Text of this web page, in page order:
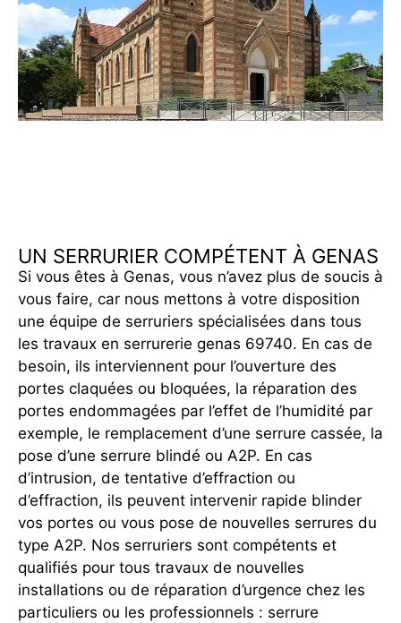
UN SERRURIER COMPÉTENT À GENAS
Si vous êtes à Genas, vous n’avez plus de soucis à
vous faire, car nous mettons à votre disposition
une équipe de serruriers spécialisées dans tous
les travaux en serrurerie genas 69740. En cas de
besoin, ils interviennent pour l’ouverture des
portes claquées ou bloquées, la réparation des
portes endommagées par l’effet de l’humidité par
exemple, le remplacement d’une serrure cassée, la
pose d’une serrure blindé ou A2P. En cas
d’intrusion, de tentative d’effraction ou
d’effraction, ils peuvent intervenir rapide blinder
vos portes ou vous pose de nouvelles serrures du
type A2P. Nos serruriers sont compétents et
qualifiés pour tous travaux de nouvelles
installations ou de réparation d’urgence chez les
particuliers ou les professionnels : serrure